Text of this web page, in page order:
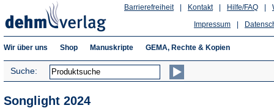
Hilfe/FAQ
Kontakt
Barrierefreiheit
Impressum
Wir über uns Shop Manuskripte GEMA, Rechte & Kopien
Suche:
Songlight 2024